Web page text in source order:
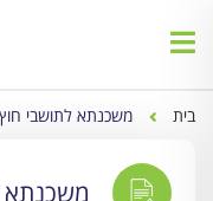
בית משכנתא לתושבי
משכנתא